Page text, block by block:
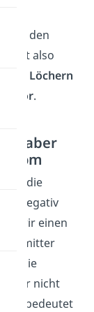
den
hast also
an Löchern
.
aber
die
negativ
wir einen
Emitter
Die
dafür nicht
Das bedeutet